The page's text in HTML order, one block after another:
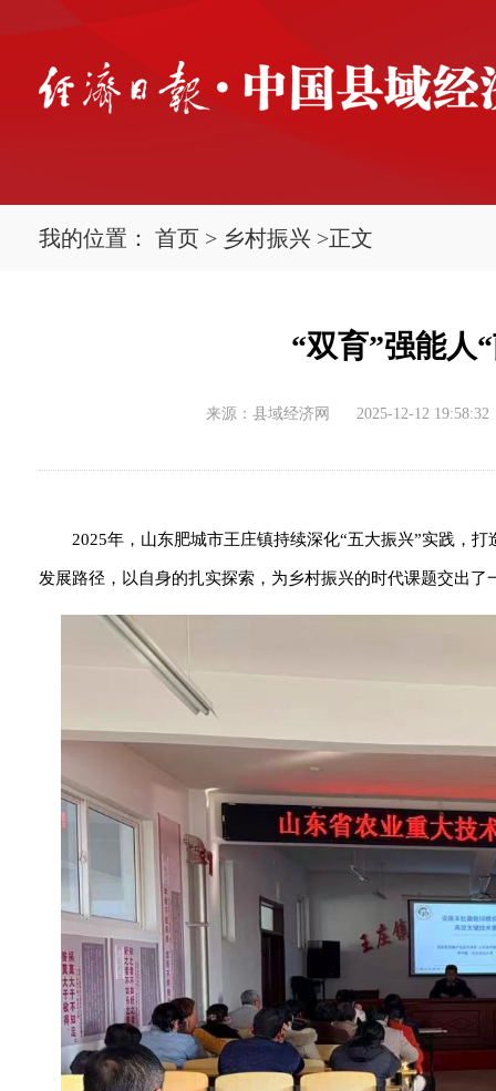
我的位置： 首页 > 乡村振兴 >正文
“双育”强能人
来源：县域经济网 2025-12-12 19:58:32
2025年，山东肥城市王庄镇持续深化“五大振兴”实践，
发展路径，以自身的扎实探索，为乡村振兴的时代课题交出了